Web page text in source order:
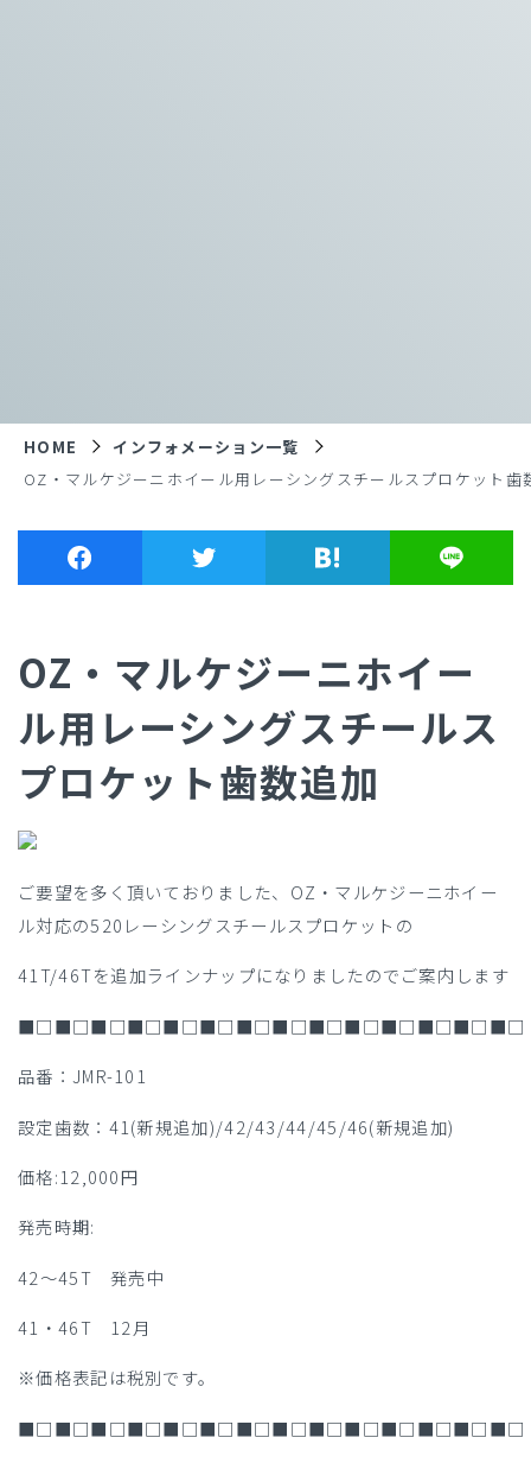
HOME
インフォメーション一覧
OZ・マルケジーニホイール用レーシングスチールスプロケット歯
OZ・マルケジーニホイー
ル用レーシングスチールス
プロケット歯数追加
ご要望を多く頂いておりました、OZ・マルケジーニホイー
ル対応の520レーシングスチールスプロケットの
41T/46Tを追加ラインナップになりましたのでご案内します
■□■□■□■□■□■□■□■□■□■□■□■□■□■□
品番：JMR-101
設定歯数：41(新規追加)/42/43/44/45/46(新規追加)
価格:12,000円
発売時期:
42～45T 発売中
41・46T 12月
※価格表記は税別です。
■□■□■□■□■□■□■□■□■□■□■□■□■□■□